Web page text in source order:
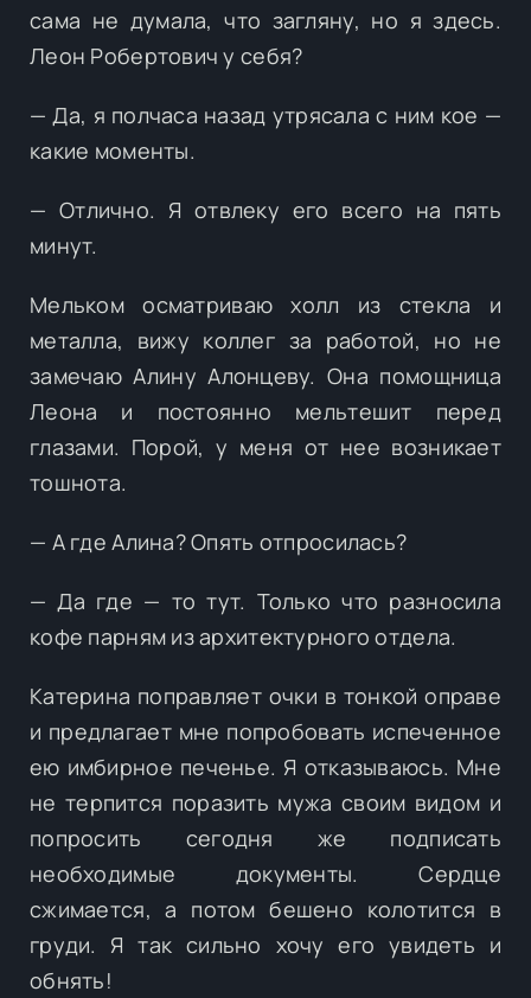
сама не думала, что загляну, но я здесь.
Леон Робертович у себя?
— Да, я полчаса назад утрясала с ним кое —
какие моменты.
— Отлично. Я отвлеку его всего на пять
минут.
Мельком осматриваю холл из стекла и
металла, вижу коллег за работой, но не
замечаю Алину Алонцеву. Она помощница
Леона и постоянно мельтешит перед
глазами. Порой, у меня от нее возникает
тошнота.
— А где Алина? Опять отпросилась?
— Да где — то тут. Только что разносила
кофе парням из архитектурного отдела.
Катерина поправляет очки в тонкой оправе
и предлагает мне попробовать испеченное
ею имбирное печенье. Я отказываюсь. Мне
не терпится поразить мужа своим видом и
попросить сегодня же подписать
необходимые документы. Сердце
сжимается, а потом бешено колотится в
груди. Я так сильно хочу его увидеть и
обнять!